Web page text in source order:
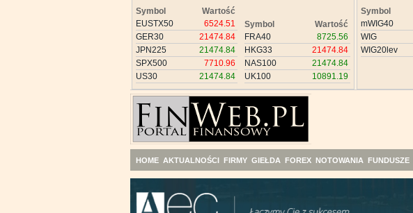
Symbol
Wartość
EUSTX50
6524.51
GER30
21474.84
JPN225
21474.84
SPX500
7710.96
US30
21474.84
Symbol
Wartość
FRA40
8725.56
HKG33
21474.84
NAS100
21474.84
UK100
10891.19
Symbol
mWIG40
WIG
WIG20lev
HOME AKTUALNOŚCI FIRMY GIEŁDA FOREX NOTOWANIA FUNDUSZE